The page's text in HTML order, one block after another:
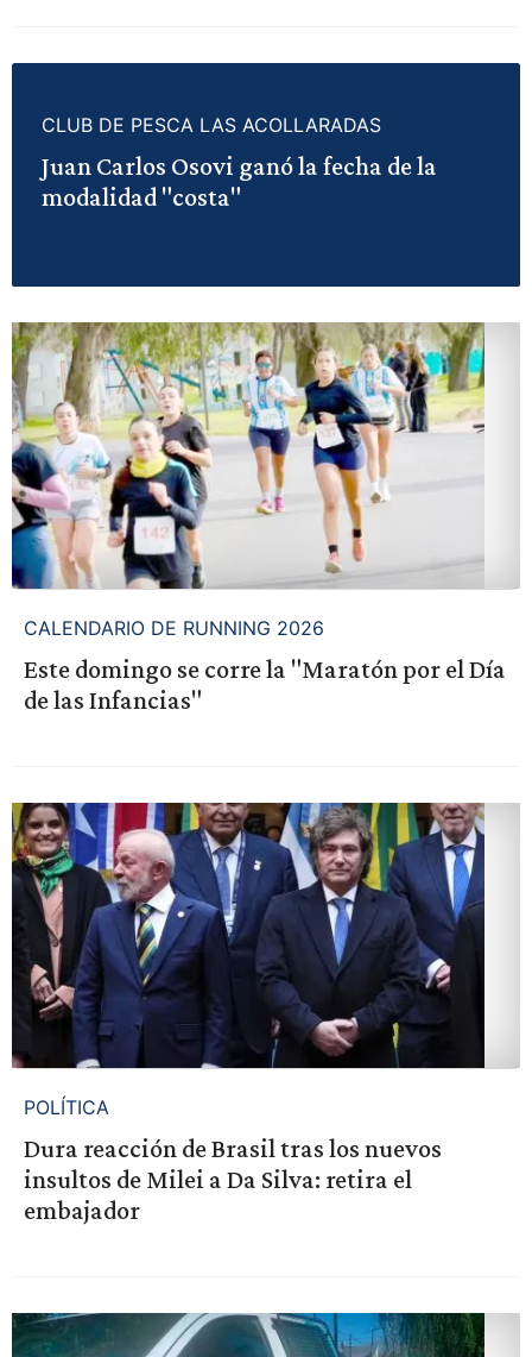
CLUB DE PESCA LAS ACOLLARADAS
Juan Carlos Osovi ganó la fecha de la
modalidad "costa"
CALENDARIO DE RUNNING 2026
Este domingo se corre la "Maratón por el Día
de las Infancias"
POLÍTICA
Dura reacción de Brasil tras los nuevos
insultos de Milei a Da Silva: retira el
embajador